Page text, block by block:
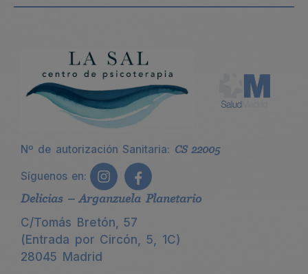
Nº de autorización Sanitaria: CS 22005
Síguenos en:
Delicias – Arganzuela Planetario
C/Tomás Bretón, 57
(Entrada por Circón, 5, 1C)
28045 Madrid